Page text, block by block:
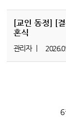
[교인 동정] [
혼식
관리자